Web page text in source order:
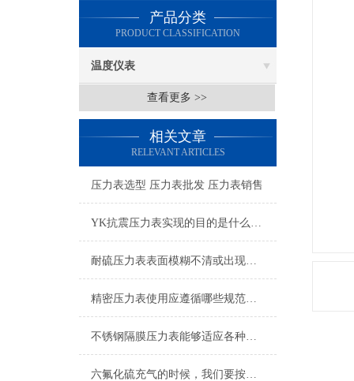
产品分类
PRODUCT CLASSIFICATION
温度仪表
查看更多 >>
相关文章
RELEVANT ARTICLES
压力表选型 压力表批发 压力表销售
YK抗震压力表实现的目的是什么？从名字中就可以略知一二
耐硫压力表表面模糊不清或出现水珠可以这样子处理
精密压力表使用应遵循哪些规范，如何使用更精确？
不锈钢隔膜压力表能够适应各种工作环境和介质
六氟化硫充气的时候，我们要按照步骤来操作才能保证安全